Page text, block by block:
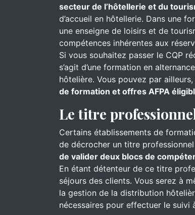
secteur de l’hôtellerie et du
d’accueil en hôtellerie. Dans une
une enseigne de loisirs et de
compétences inhérentes aux
Si vous souhaitez passer le CQP
s’agit d’une formation en
hôtelière. Vous pouvez par ailleurs,
de formation et offres AFPA
Le titre
Certains établissements de
de décrocher un titre
de valider deux blocs de
En étant détenteur de ce titre
séjours des clients. Vous serez à
la gestion de la distribution
nécessaires pour effectuer le